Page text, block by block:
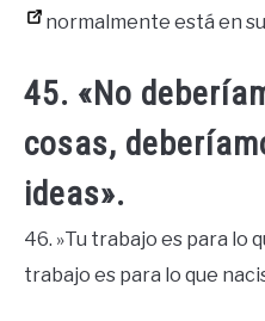
normalmente está en
45. «No
cosas,
ideas».
46. ​​»Tu trabajo es para lo
trabajo es para lo que